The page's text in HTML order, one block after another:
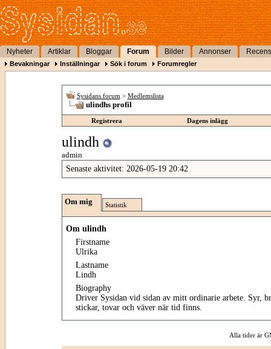
Nyheter Artiklar Bloggar Forum Bilder Annonser
Bevakningar Inställningar Sök i forum Forumregler
Sysidans forum > Medlemslista
ulindhs profil
Registrera Dagens inlägg
ulindh
admin
Senaste aktivitet: 2026-05-19 20:42
Om mig Statistik
Om ulindh
Firstname
Ulrika
Lastname
Lindh
Biography
Driver Sysidan vid sidan av mitt ordinarie arbete. Syr,
stickar, tovar och väver när tid finns.
Alla tider är